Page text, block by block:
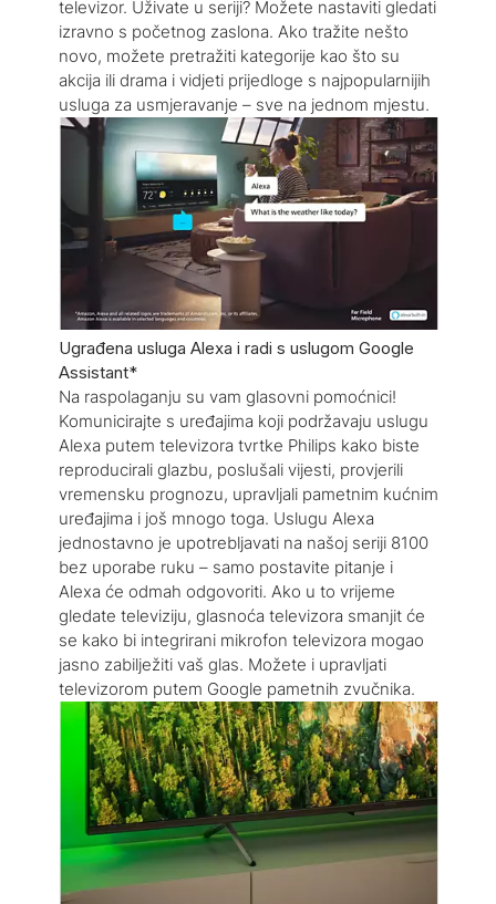
televizor. Uživate u seriji? Možete nastaviti gledati
izravno s početnog zaslona. Ako tražite nešto
novo, možete pretražiti kategorije kao što su
akcija ili drama i vidjeti prijedloge s najpopularnijih
usluga za usmjeravanje – sve na jednom mjestu.
Ugrađena usluga Alexa i radi s uslugom Google
Assistant*
Na raspolaganju su vam glasovni pomoćnici!
Komunicirajte s uređajima koji podržavaju uslugu
Alexa putem televizora tvrtke Philips kako biste
reproducirali glazbu, poslušali vijesti, provjerili
vremensku prognozu, upravljali pametnim kućnim
uređajima i još mnogo toga. Uslugu Alexa
jednostavno je upotrebljavati na našoj seriji 8100
bez uporabe ruku – samo postavite pitanje i
Alexa će odmah odgovoriti. Ako u to vrijeme
gledate televiziju, glasnoća televizora smanjit će
se kako bi integrirani mikrofon televizora mogao
jasno zabilježiti vaš glas. Možete i upravljati
televizorom putem Google pametnih zvučnika.